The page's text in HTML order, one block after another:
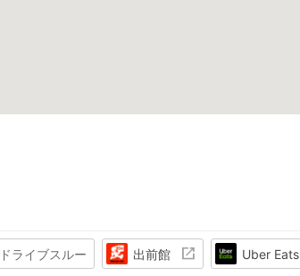
ドライブスルー 出前館 Uber Eats